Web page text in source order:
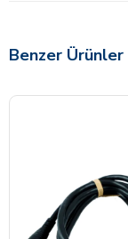
Benzer Ürünler